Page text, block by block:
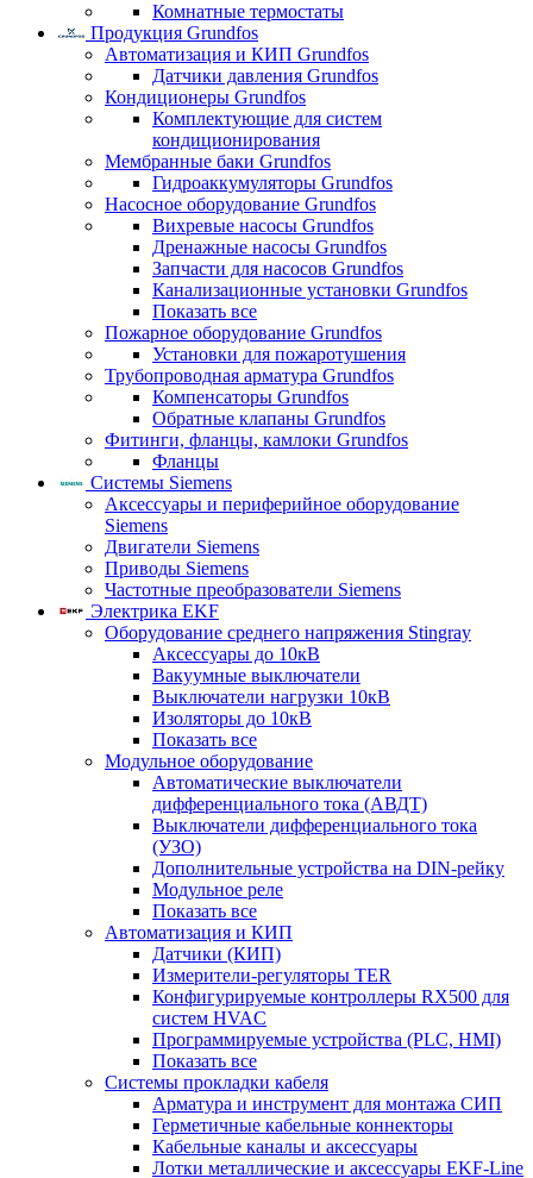
Комнатные термостаты
Продукция Grundfos
Автоматизация и КИП Grundfos
Датчики давления Grundfos
Кондиционеры Grundfos
Комплектующие для систем
кондиционирования
Мембранные баки Grundfos
Гидроаккумуляторы Grundfos
Насосное оборудование Grundfos
Вихревые насосы Grundfos
Дренажные насосы Grundfos
Запчасти для насосов Grundfos
Канализационные установки Grundfos
Показать все
Пожарное оборудование Grundfos
Установки для пожаротушения
Трубопроводная арматура Grundfos
Компенсаторы Grundfos
Обратные клапаны Grundfos
Фитинги, фланцы, камлоки Grundfos
Фланцы
Системы Siemens
Аксессуары и периферийное оборудование
Siemens
Двигатели Siemens
Приводы Siemens
Частотные преобразователи Siemens
Электрика EKF
Оборудование среднего напряжения Stingray
Аксессуары до 10кВ
Вакуумные выключатели
Выключатели нагрузки 10кВ
Изоляторы до 10кВ
Показать все
Модульное оборудование
Автоматические выключатели
дифференциального тока (АВДТ)
Выключатели дифференциального тока
(УЗО)
Дополнительные устройства на DIN-рейку
Модульное реле
Показать все
Автоматизация и КИП
Датчики (КИП)
Измерители-регуляторы TER
Конфигурируемые контроллеры RX500 для
систем HVAC
Программируемые устройства (PLC, HMI)
Показать все
Системы прокладки кабеля
Арматура и инструмент для монтажа СИП
Герметичные кабельные коннекторы
Кабельные каналы и аксессуары
Лотки металлические и аксессуары EKF-Line